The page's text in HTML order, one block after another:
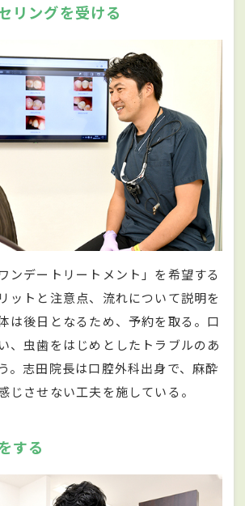
リングを受ける
ンデートリートメント」を希望する
ットと注意点、流れについて説明を
は後日となるため、予約を取る。口
、虫歯をはじめとしたトラブルのあ
。志田院長は口腔外科出身で、麻酔
じさせない工夫を施している。
する